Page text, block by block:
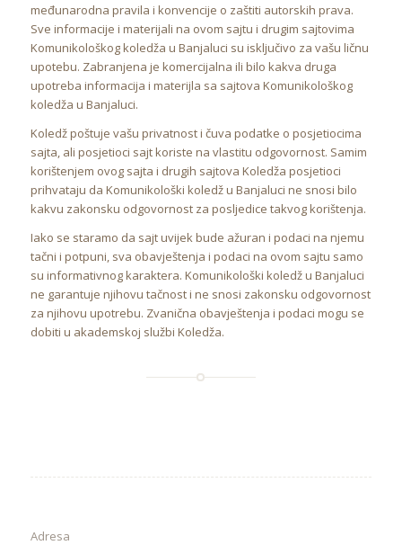
međunarodna pravila i konvencije o zaštiti autorskih prava.
Sve informacije i materijali na ovom sajtu i drugim sajtovima
Komunikološkog koledža u Banjaluci su isključivo za vašu ličnu
upotebu. Zabranjena je komercijalna ili bilo kakva druga
upotreba informacija i materijla sa sajtova Komunikološkog
koledža u Banjaluci.
Koledž poštuje vašu privatnost i čuva podatke o posjetiocima
sajta, ali posjetioci sajt koriste na vlastitu odgovornost. Samim
korištenjem ovog sajta i drugih sajtova Koledža posjetioci
prihvataju da Komunikološki koledž u Banjaluci ne snosi bilo
kakvu zakonsku odgovornost za posljedice takvog korištenja.
Iako se staramo da sajt uvijek bude ažuran i podaci na njemu
tačni i potpuni, sva obavještenja i podaci na ovom sajtu samo
su informativnog karaktera. Komunikološki koledž u Banjaluci
ne garantuje njihovu tačnost i ne snosi zakonsku odgovornost
za njihovu upotrebu. Zvanična obavještenja i podaci mogu se
dobiti u akademskoj službi Koledža.
Adresa